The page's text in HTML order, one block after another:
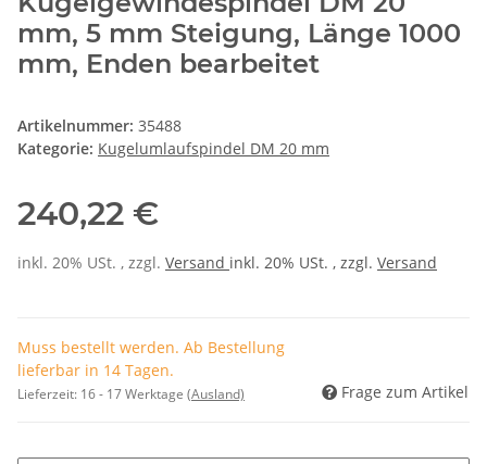
mm, 5 mm Steigung, Länge 1000
mm, Enden bearbeitet
Artikelnummer: 35488
Kategorie: Kugelumlaufspindel DM 20 mm
240,22 €
inkl. 20% USt. , zzgl. Versand inkl. 20% USt. , zzgl. Versand
Muss bestellt werden. Ab Bestellung
lieferbar in 14 Tagen.
Lieferzeit: 16 - 17 Werktage (Ausland) Frage zum Artikel